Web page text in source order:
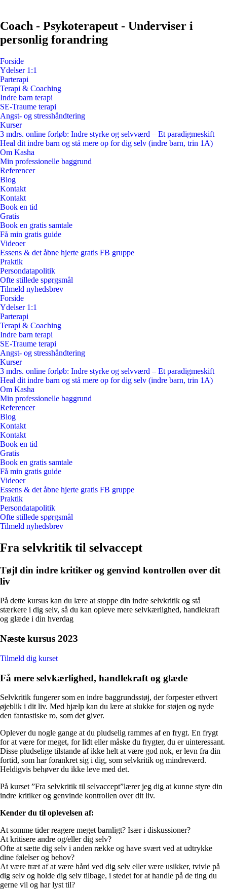
Coach - Psykoterapeut - Underviser i
personlig forandring
Forside
Ydelser 1:1
Parterapi
Terapi & Coaching
Indre barn terapi
SE-Traume terapi
Angst- og stresshåndtering
Kurser
3 mdrs. online forløb: Indre styrke og selvværd – Et paradigmeskift
Heal dit indre barn og stå mere op for dig selv (indre barn, trin 1A)
Om Kasha
Min professionelle baggrund
Referencer
Blog
Kontakt
Kontakt
Book en tid
Gratis
Book en gratis samtale
Få min gratis guide
Videoer
Essens & det åbne hjerte gratis FB gruppe
Praktik
Persondatapolitik
Ofte stillede spørgsmål
Tilmeld nyhedsbrev
Forside
Ydelser 1:1
Parterapi
Terapi & Coaching
Indre barn terapi
SE-Traume terapi
Angst- og stresshåndtering
Kurser
3 mdrs. online forløb: Indre styrke og selvværd – Et paradigmeskift
Heal dit indre barn og stå mere op for dig selv (indre barn, trin 1A)
Om Kasha
Min professionelle baggrund
Referencer
Blog
Kontakt
Kontakt
Book en tid
Gratis
Book en gratis samtale
Få min gratis guide
Videoer
Essens & det åbne hjerte gratis FB gruppe
Praktik
Persondatapolitik
Ofte stillede spørgsmål
Tilmeld nyhedsbrev
Fra selvkritik til selvaccept
Tøjl din indre kritiker og genvind kontrollen over dit
liv
På dette kursus kan du lære at stoppe din indre selvkritik og stå
stærkere i dig selv, så du kan opleve mere selvkærlighed, handlekraft
og glæde i din hverdag
Næste kursus 2023
Tilmeld dig kurset
Få mere selvkærlighed, handlekraft og glæde
Selvkritik fungerer som en indre baggrundsstøj, der forpester ethvert
øjeblik i dit liv. Med hjælp kan du lære at slukke for støjen og nyde
den fantastiske ro, som det giver.
Oplever du nogle gange at du pludselig rammes af en frygt. En frygt
for at være for meget, for lidt eller måske du frygter, du er uinteressant.
Disse pludselige tilstande af ikke helt at være god nok, er levn fra din
fortid, som har forankret sig i dig, som selvkritik og mindreværd.
Heldigvis behøver du ikke leve med det.
På kurset ”Fra selvkritik til selvaccept”lærer jeg dig at kunne styre din
indre kritiker og genvinde kontrollen over dit liv.
Kender du til oplevelsen af:
At somme tider reagere meget barnligt? Især i diskussioner?
At kritisere andre og/eller dig selv?
Ofte at sætte dig selv i anden række og have svært ved at udtrykke
dine følelser og behov?
At være træt af at være hård ved dig selv eller være usikker, tvivle på
dig selv og holde dig selv tilbage, i stedet for at handle på de ting du
gerne vil og har lyst til?